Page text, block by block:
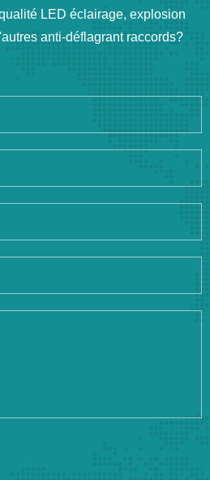
LED éclairage, explosion
anti-déflagrant raccords?